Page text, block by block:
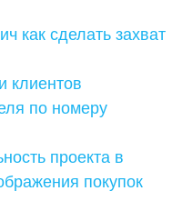
как сделать захват
клиентов
по номеру
проекта в
покупок